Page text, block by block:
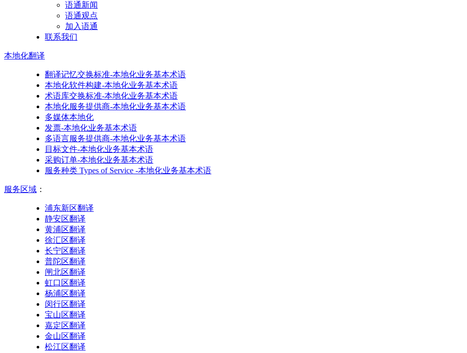
语通新闻
语通观点
加入语通
联系我们
本地化翻译
翻译记忆交换标准-本地化业务基本术语
本地化软件构建-本地化业务基本术语
术语库交换标准-本地化业务基本术语
本地化服务提供商-本地化业务基本术语
多媒体本地化
发票-本地化业务基本术语
多语言服务提供商-本地化业务基本术语
目标文件-本地化业务基本术语
采购订单-本地化业务基本术语
服务种类 Types of Service -本地化业务基本术语
服务区域 ：
浦东新区翻译
静安区翻译
黄浦区翻译
徐汇区翻译
长宁区翻译
普陀区翻译
闸北区翻译
虹口区翻译
杨浦区翻译
闵行区翻译
宝山区翻译
嘉定区翻译
金山区翻译
松江区翻译